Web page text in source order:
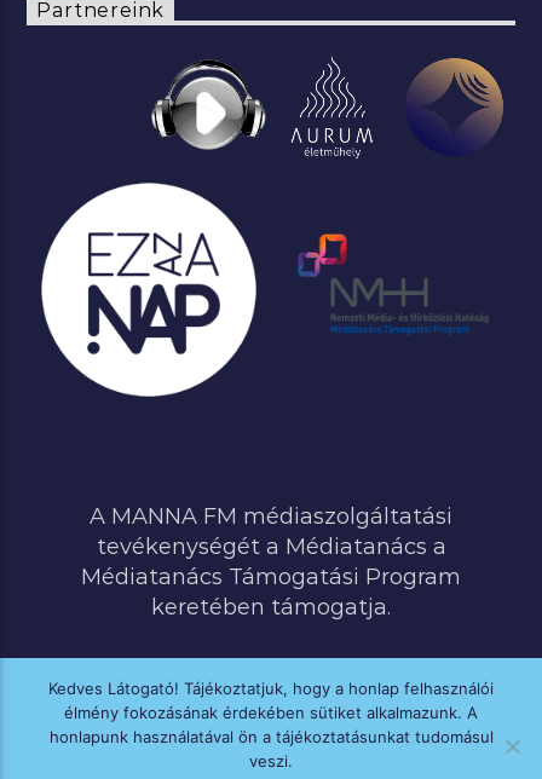
Partnereink
A MANNA FM médiaszolgáltatási
tevékenységét a Médiatanács a
Médiatanács Támogatási Program
keretében támogatja.
MINDEN JOG FENNTARTVA © 2020 MANNA FM
Kedves Látogató! Tájékoztatjuk, hogy a honlap felhasználói
élmény fokozásának érdekében sütiket alkalmazunk. A
honlapunk használatával ön a tájékoztatásunkat tudomásul
veszi.